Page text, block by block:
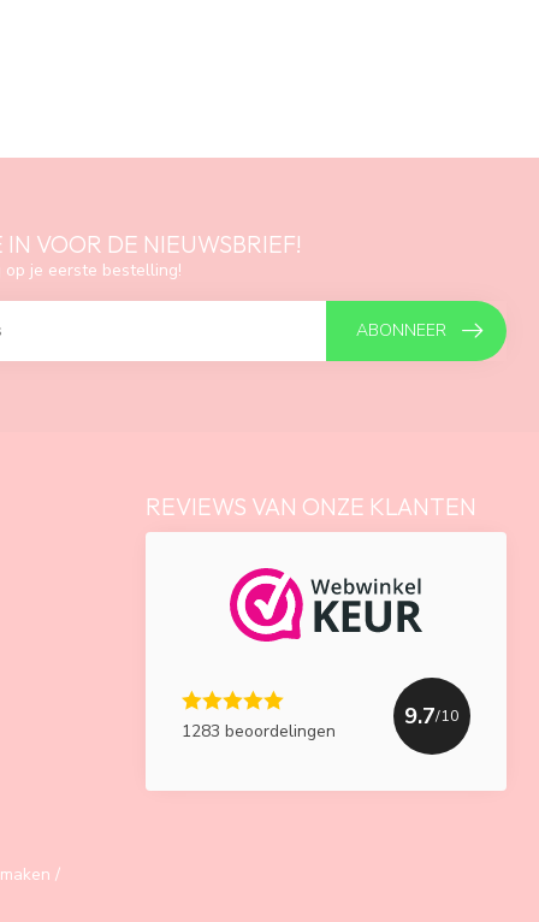
IN VOOR DE NIEUWSBRIEF!
op je eerste bestelling!
ABONNEER
/
REVIEWS VAN ONZE KLANTEN
1283 beoordelingen
9.7/10